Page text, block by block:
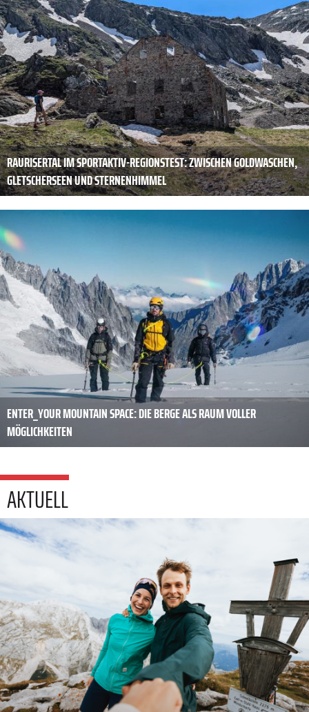
RAURISERTAL IM SPORTAKTIV-REGIONSTEST: ZWISCHEN GOLDWASCHEN,
GLETSCHERSEEN UND STERNENHIMMEL
ENTER_YOUR MOUNTAIN SPACE: DIE BERGE ALS RAUM VOLLER
MÖGLICHKEITEN
AKTUELL